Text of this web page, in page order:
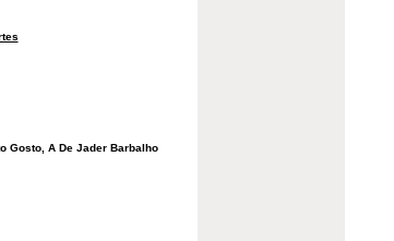
Gosto, A De Jader Barbalho